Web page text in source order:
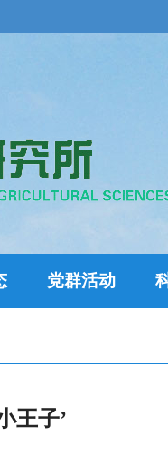
党群活动
王子’